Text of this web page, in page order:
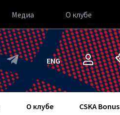
Медиа О клубе
ENG
О клубе CSKA Bonus